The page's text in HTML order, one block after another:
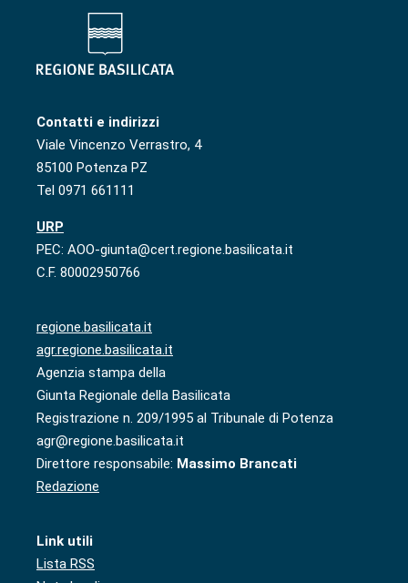
Contatti e indirizzi
Viale Vincenzo Verrastro, 4
85100 Potenza PZ
Tel 0971 661111
URP
PEC: AOO-giunta@cert.regione.basilicata.it
C.F. 80002950766
regione.basilicata.it
agr.regione.basilicata.it
Agenzia stampa della
Giunta Regionale della Basilicata
Registrazione n. 209/1995 al Tribunale di Potenza
agr@regione.basilicata.it
Direttore responsabile: Massimo Brancati
Redazione
Link utili
Lista RSS